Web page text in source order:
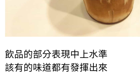
飲品的部分表現中上水準
該有的味道都有發揮出來